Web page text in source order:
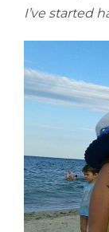
I’ve started